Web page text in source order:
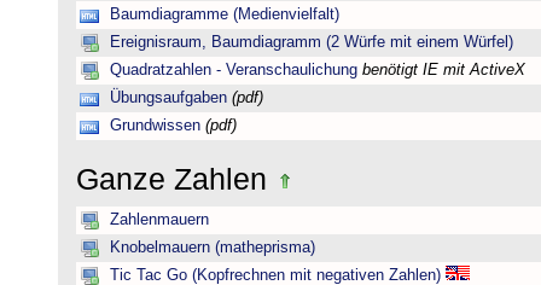
Baumdiagramme (Medienvielfalt)
Ereignisraum, Baumdiagramm (2 Würfe mit einem Würfel)
Quadratzahlen - Veranschaulichung benötigt IE mit ActiveX
Übungsaufgaben (pdf)
Grundwissen (pdf)
Ganze Zahlen
Zahlenmauern
Knobelmauern (matheprisma)
Tic Tac Go (Kopfrechnen mit negativen Zahlen)